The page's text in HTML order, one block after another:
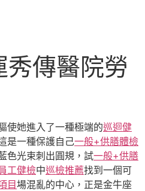
傳醫院勞
使她進入了一種極端的巡迴健
是一種保護自己一般+供膳體檢
色光束刺出圓規，試一般+供膳
工健檢中巡檢推薦找到一個可
目場混亂的中心，正是金牛座